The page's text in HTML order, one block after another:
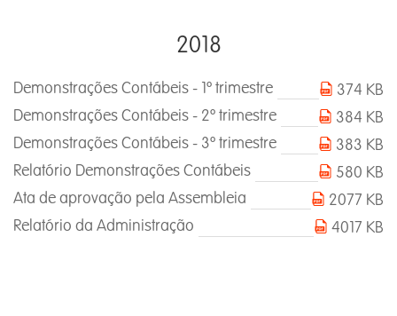
2018
Demonstrações Contábeis - 1º trimestre
374 KB
Demonstrações Contábeis - 2º trimestre
384 KB
Demonstrações Contábeis - 3º trimestre
383 KB
Relatório Demonstrações Contábeis
580 KB
Ata de aprovação pela Assembleia
2077 KB
Relatório da Administração
4017 KB